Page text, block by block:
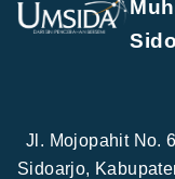
Jl. Mojopahit No.
Sidoarjo,